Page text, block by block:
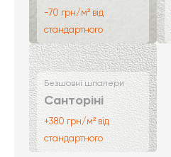
-70 грн/м² від
стандартного
Безшовні шпалери
Санторіні
+380 грн/м² від
стандартного